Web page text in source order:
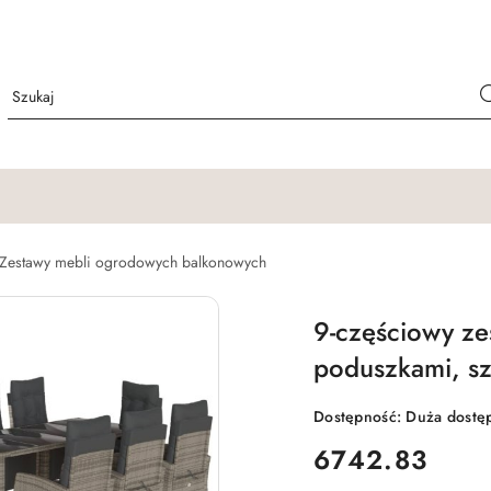
Zestawy mebli ogrodowych balkonowych
9-częściowy
poduszkami,
Dostępność: Duża
cena:
6742.83